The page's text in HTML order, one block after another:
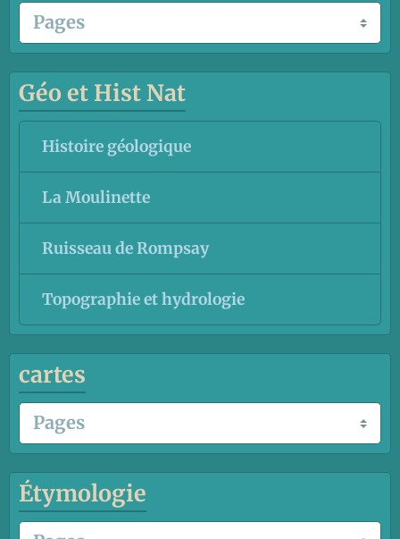
Géo et Hist Nat
Histoire géologique
La Moulinette
Ruisseau de Rompsay
Topographie et hydrologie
cartes
Étymologie